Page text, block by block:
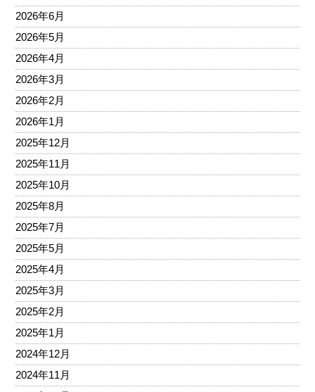
2026年6月
2026年5月
2026年4月
2026年3月
2026年2月
2026年1月
2025年12月
2025年11月
2025年10月
2025年8月
2025年7月
2025年5月
2025年4月
2025年3月
2025年2月
2025年1月
2024年12月
2024年11月